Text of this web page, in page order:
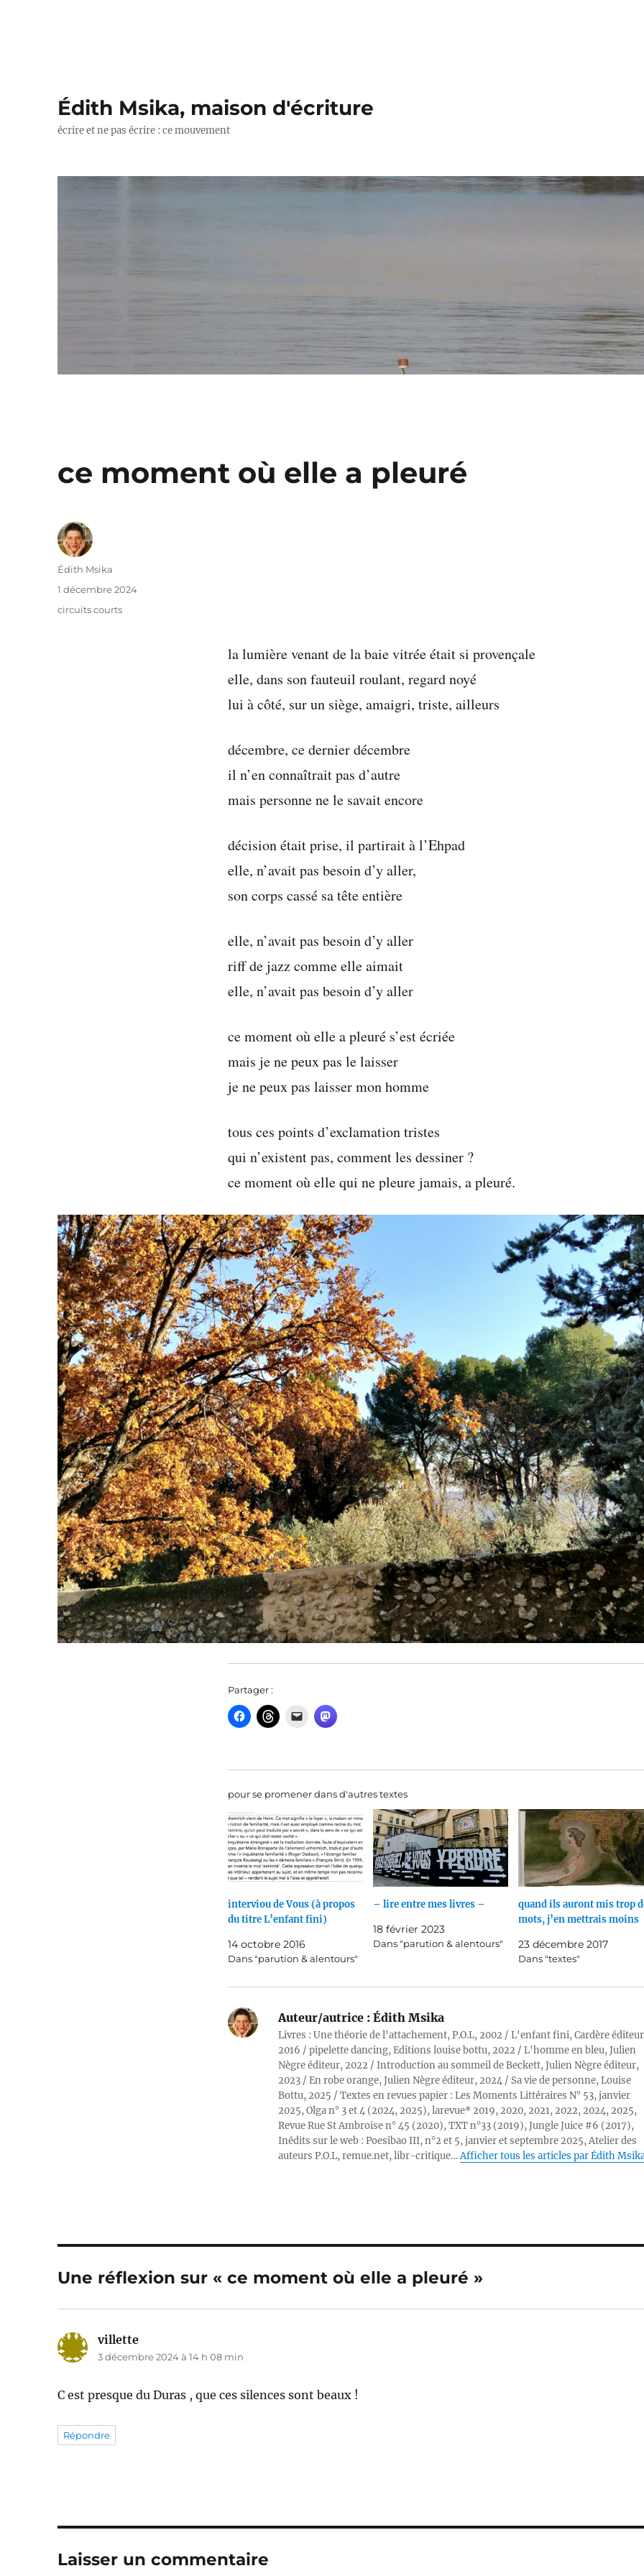
Édith Msika, maison d'écriture
écrire et ne pas écrire : ce mouvement
ce moment où elle a pleuré
la lumière venant de la baie vitrée était si provençale
elle, dans son fauteuil roulant, regard noyé
lui à côté, sur un siège, amaigri, triste, ailleurs
décembre, ce dernier décembre
il n’en connaîtrait pas d’autre
mais personne ne le savait encore
décision était prise, il partirait à l’Ehpad
elle, n’avait pas besoin d’y aller,
son corps cassé sa tête entière
elle, n’avait pas besoin d’y aller
riff de jazz comme elle aimait
elle, n’avait pas besoin d’y aller
ce moment où elle a pleuré s’est écriée
mais je ne peux pas le laisser
je ne peux pas laisser mon homme
tous ces points d’exclamation tristes
qui n’existent pas, comment les dessiner ?
ce moment où elle qui ne pleure jamais, a pleuré.
Partager :
pour se promener dans d'autres textes
interviou de Vous (à propos
du titre L’enfant fini)
14 octobre 2016
Dans "parution & alentours"
– lire entre mes livres –
18 février 2023
Dans "parution & alentours"
quand ils auront mis trop
mots, j’en mettrais moins
23 décembre 2017
Dans "textes"
Auteur/autrice :Édith Msika
Livres : Une théorie de l'attachement, P.O.L, 2002 / L'enfant fini, Cardère
2016 / pipelette dancing, Editions louise bottu, 2022 / L'homme en bleu, Julien
Nègre éditeur, 2022 / Introduction au sommeil de Beckett, Julien Nègre éditeur,
2023 / En robe orange, Julien Nègre éditeur, 2024 / Sa vie de personne, Louise
Bottu, 2025 / Textes en revues papier : Les Moments Littéraires N° 53, janvier
2025, Olga n° 3 et 4 (2024, 2025), larevue* 2019, 2020, 2021, 2022, 2024, 2025,
Revue Rue St Ambroise n° 45 (2020), TXT n°33 (2019), Jungle Juice #6 (2017),
Inédits sur le web : Poesibao III, n°2 et 5, janvier et septembre 2025, Atelier des
auteurs P.O.L, remue.net, libr-critique…Afficher tous les articles par Édith
Auteur
Édith Msika
Publié
le
1 décembre 2024
Catégories
circuits courts
Une réflexion sur « ce moment où elle a pleuré »
villette
3 décembre 2024 à 14 h 08 min
C est presque du Duras , que ces silences sont beaux !
Répondre
Laisser un commentaire